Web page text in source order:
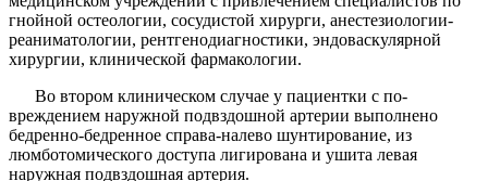
гнойной остеологии, сосудистой хирурги, анестезиологии-
реа­ниматологии, рентгенодиагностики, эндоваскулярной
хирургии, клинической фармакологии.
Во втором клиническом случае у пациентки с по­
вреждением наружной подвздошной артерии выполне­но
бедренно-бедренное справа-налево шунтирование, из
люмботомического доступа лигирована и ушита ле­вая
наружная подвздошная артерия.